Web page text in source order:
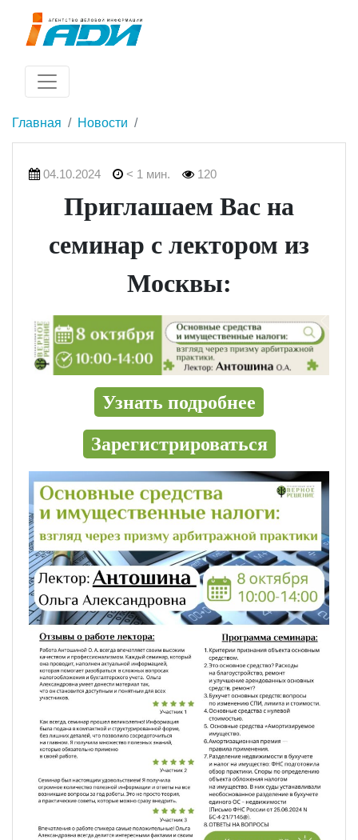
Главная Новости
04.10.2024 < 1 мин. 120
Приглашаем Вас на
семинар с лектором из
Москвы:
Узнать подробнее
Зарегистрироваться